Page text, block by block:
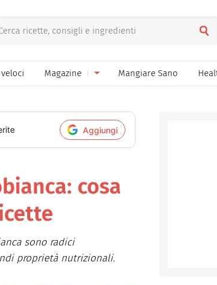
confetture
Magazine Mangiare Sano
Aggiungi
cosa
sono radici
proprietà nutrizionali.